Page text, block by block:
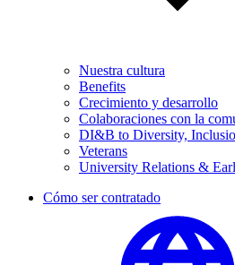
Nuestra cultura
Benefits
Crecimiento y desarrollo
Colaboraciones con la
DI&B to Diversity,
Veterans
University Relations &
Cómo ser contratado